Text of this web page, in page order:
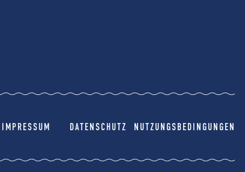
IMPRESSUM DATENSCHUTZ NUTZUNGSBEDINGUNGEN